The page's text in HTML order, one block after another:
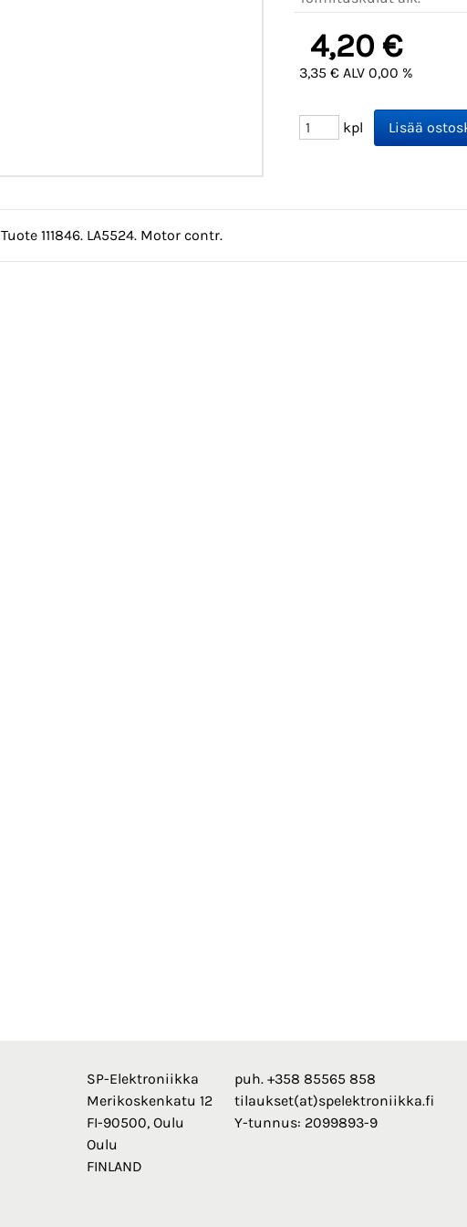
4,20 €
3,35 € ALV 0,00 %
kpl
Tuote 111846. LA5524. Motor contr.
SP-Elektroniikka
Merikoskenkatu 12
FI-90500, Oulu
Oulu
FINLAND
puh. +358 85565 858
tilaukset(at)spelektroniikka.fi
Y-tunnus: 2099893-9